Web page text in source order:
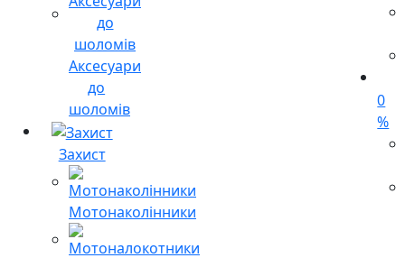
Аксесуари
до
шоломів
Захист
Мотонаколінники
0
%